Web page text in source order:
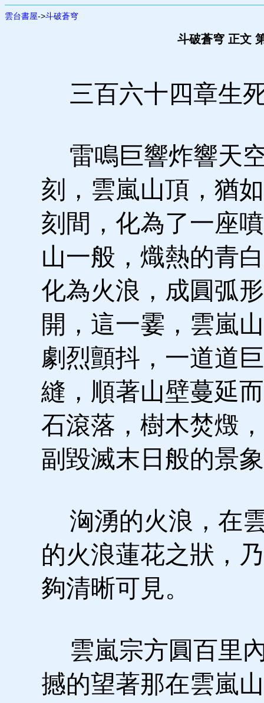
雲台書屋->斗破蒼穹
斗破蒼穹 正文
三百六十四章生
雷鳴巨響炸響天
刻，雲嵐山頂，猶
刻間，化為了一座
山一般，熾熱的青
化為火浪，成圓弧
開，這一霎，雲嵐
劇烈顫抖，一道道
縫，順著山壁蔓延
石滾落，樹木焚燬
副毀滅末日般的景
洶湧的火浪，在
的火浪蓮花之狀，
夠清晰可見。
雲嵐宗方圓百里
撼的望著那在雲嵐